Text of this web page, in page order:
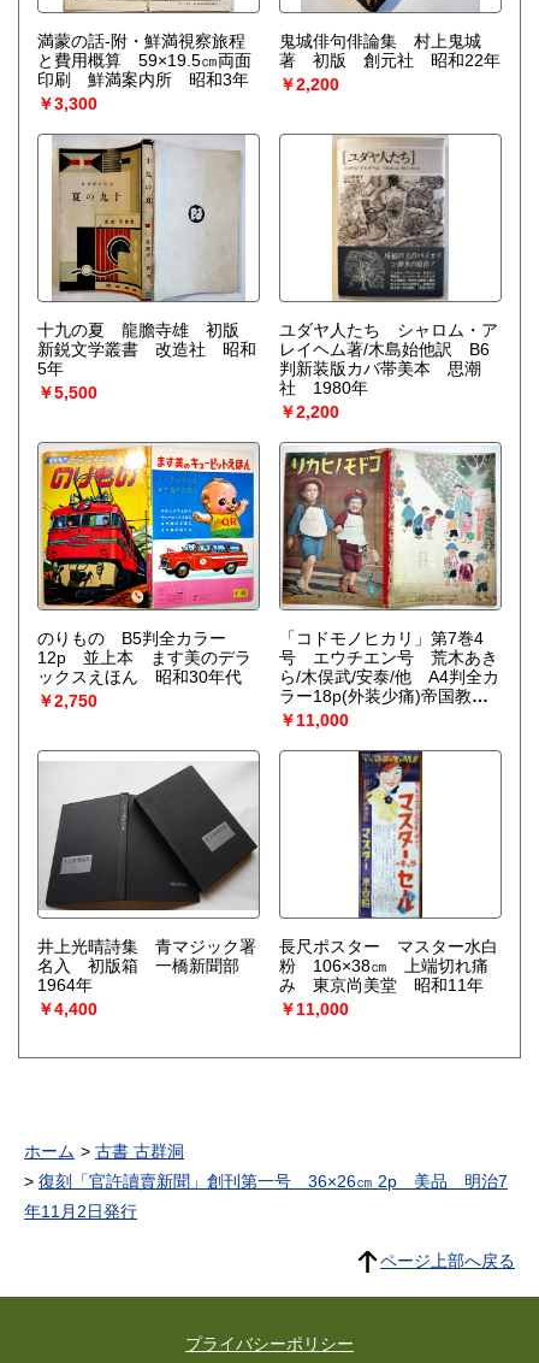
満蒙の話-附・鮮満視察旅程
と費用概算 59×19.5㎝両面
印刷 鮮満案内所 昭和3年
￥3,300
鬼城俳句俳論集 村上鬼城
著 初版 創元社 昭和22年
￥2,200
十九の夏 龍膽寺雄 初版
新鋭文学叢書 改造社 昭和
5年
￥5,500
ユダヤ人たち シャロム・ア
レイヘム著/木島始他訳 B6
判新装版カバ帯美本 思潮
社 1980年
￥2,200
のりもの B5判全カラー
12p 並上本 ます美のデラ
ックスえほん 昭和30年代
￥2,750
「コドモノヒカリ」第7巻4
号 エウチエン号 荒木あき
ら/木俣武/安泰/他 A4判全カ
ラー18p(外装少痛)帝国教育
会出版部 昭和17年
￥11,000
井上光晴詩集 青マジック署
名入 初版箱 一橋新聞部
1964年
￥4,400
長尺ポスター マスター水白
粉 106×38㎝ 上端切れ痛
み 東京尚美堂 昭和11年
￥11,000
ホーム
古書 古群洞
復刻「官許讀賣新聞」創刊第一号 36×26㎝ 2p 美品 明治7
年11月2日発行
ページ上部へ戻る
プライバシーポリシー